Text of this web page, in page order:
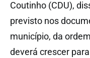
Coutinho (CDU),
previsto nos
município, da
deverá crescer